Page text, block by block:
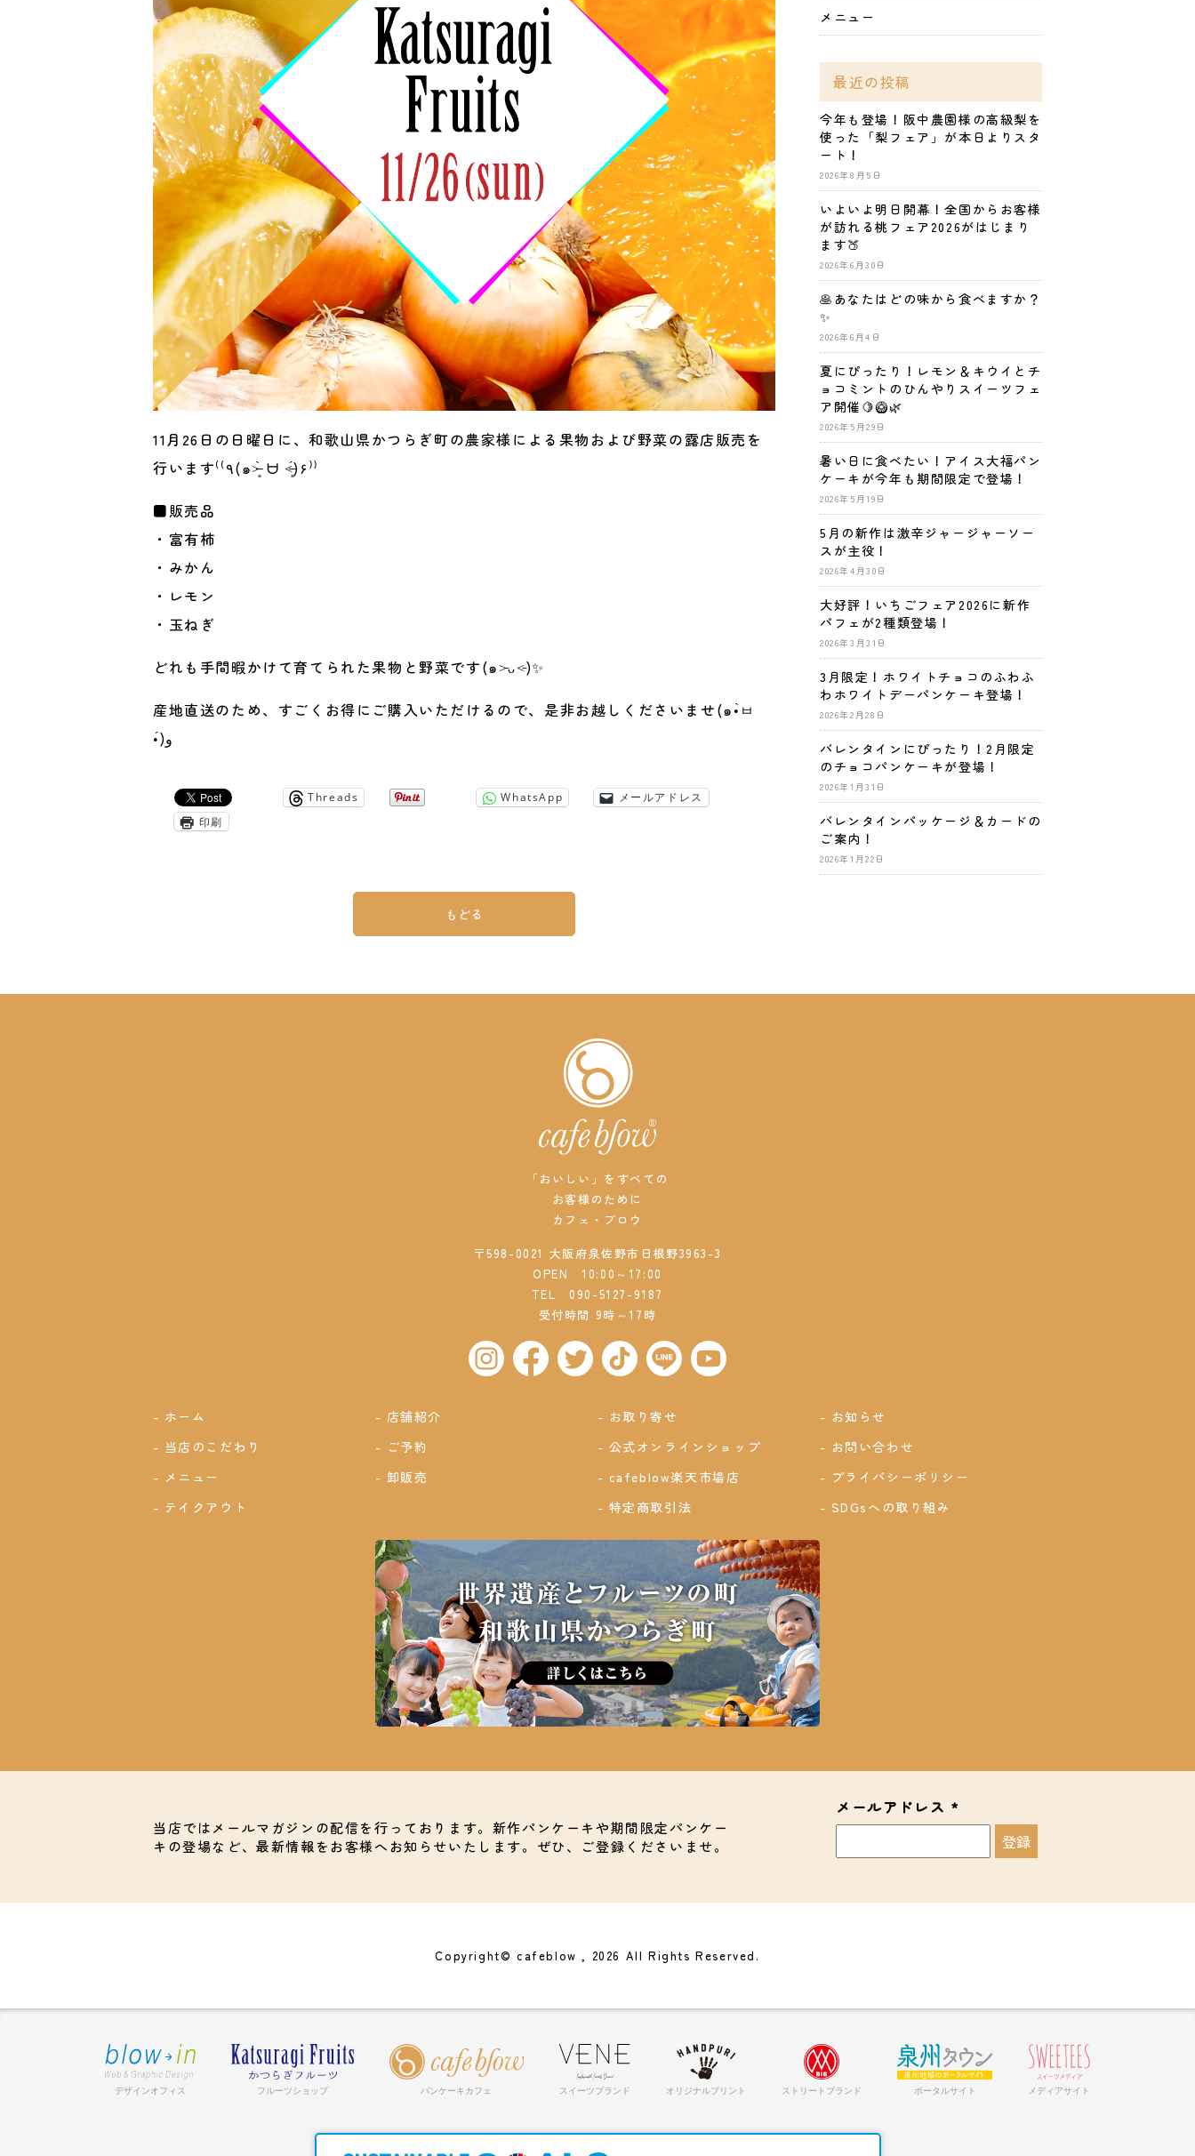
11月26日の日曜日に、和歌山県かつらぎ町の農家様による果物および野菜の露店販売を
行います⁽⁽٩(๑˃̶͈̀ ᗨ ˂̶͈́)۶⁾⁾
■販売品
・富有柿
・みかん
・レモン
・玉ねぎ
どれも手間暇かけて育てられた果物と野菜です(๑˃̵ᴗ˂̵)✨
産地直送のため、すごくお得にご購入いただけるので、是非お越しくださいませ(๑•̀ㅂ
•́)و
Threads WhatsApp
メールアドレス
印刷
もどる
メニュー
最近の投稿
今年も登場！阪中農園様の高級梨を
使った「梨フェア」が本日よりスタ
ート！
2026年8月5日
いよいよ明日開幕！全国からお客様
が訪れる桃フェア2026がはじまり
ます🍑
2026年6月30日
🥞あなたはどの味から食べますか？
✨
2026年6月4日
夏にぴったり！レモン＆キウイとチ
ョコミントのひんやりスイーツフェ
ア開催🍋🥝🌿
2026年5月29日
暑い日に食べたい！アイス大福パン
ケーキが今年も期間限定で登場！
2026年5月19日
5月の新作は激辛ジャージャーソー
スが主役！
2026年4月30日
大好評！いちごフェア2026に新作
パフェが2種類登場！
2026年3月31日
3月限定！ホワイトチョコのふわふ
わホワイトデーパンケーキ登場！
2026年2月28日
バレンタインにぴったり！2月限定
のチョコパンケーキが登場！
2026年1月31日
バレンタインパッケージ＆カードの
ご案内！
2026年1月22日
「おいしい」をすべての
お客様のために
カフェ・ブロウ
〒598-0021 大阪府泉佐野市日根野3963-3
OPEN 10:00～17:00
TEL090-5127-9187
受付時間 9時～17時
ホーム
当店のこだわり
メニュー
テイクアウト
店舗紹介
ご予約
卸販売
お取り寄せ
公式オンラインショップ
cafeblow楽天市場店
特定商取引法
お知らせ
お問い合わせ
プライバシーポリシー
SDGsへの取り組み
当店ではメールマガジンの配信を行っております。新作パンケーキや期間限定パンケー
キの登場など、最新情報をお客様へお知らせいたします。ぜひ、ご登録くださいませ。
メールアドレス *
Copyright© cafeblow , 2026 All Rights Reserved.
デザインオフィス フルーツショップ パンケーキカフェ スイーツブランド オリジナルプリント ストリートブランド ポータルサイト メディアサイト